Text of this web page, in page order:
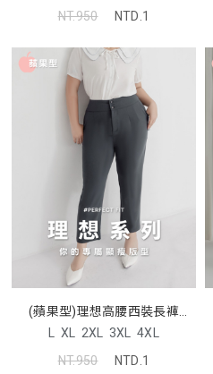
NT.950
NTD.1
(蘋果型)理想高腰西裝長褲
MISS. 中大尺碼褲子
L XL 2XL 3XL 4XL
NT.950
NTD.1